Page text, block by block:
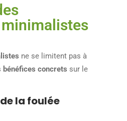
ne se limitent pas à
bénéfices concrets sur le
la foulée